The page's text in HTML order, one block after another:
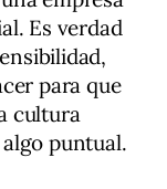
Es verdad
para que
cultura
puntual.